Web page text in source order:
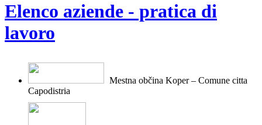
Elenco aziende - pratica di
lavoro
Mestna občina Koper – Comune citta
Capodistria